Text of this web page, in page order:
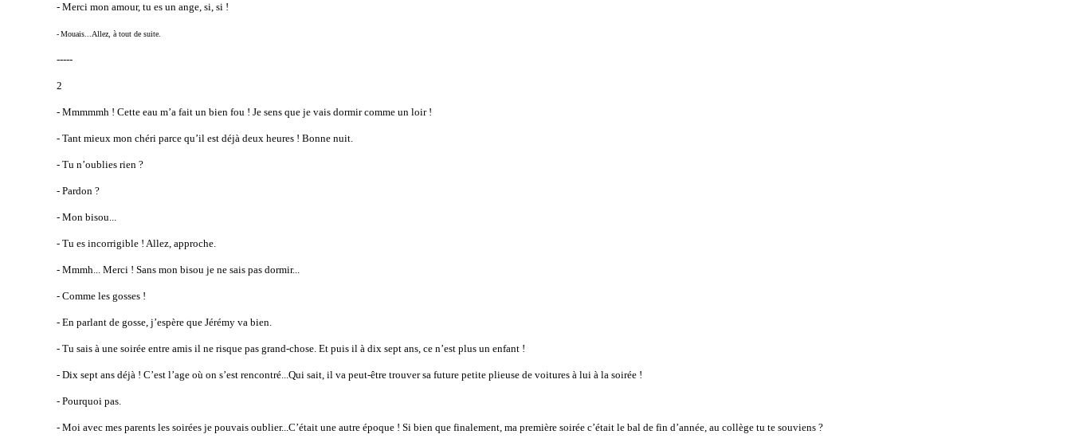
- Merci mon amour, tu es un ange, si, si !
-Mouais...Allez, à tout de suite.
-----
2
- Mmmmmh ! Cette eau m’a fait un bien fou ! Je sens que je vais dormir comme un loir !
- Tant mieux mon chéri parce qu’il est déjà deux heures ! Bonne nuit.
- Tu n’oublies rien ?
- Pardon ?
- Mon bisou...
- Tu es incorrigible ! Allez, approche.
- Mmmh... Merci ! Sans mon bisou je ne sais pas dormir...
- Comme les gosses !
- En parlant de gosse, j’espère que Jérémy va bien.
- Tu sais à une soirée entre amis il ne risque pas grand-chose. Et puis il à dix sept ans, ce n’est plus un enfant !
- Dix sept ans déjà ! C’est l’age où on s’est rencontré...Qui sait, il va peut-être trouver sa future petite plieuse de voitures à lui à la soirée !
- Pourquoi pas.
- Moi avec mes parents les soirées je pouvais oublier...C’était une autre époque ! Si bien que finalement, ma première soirée c’était le bal de fin d’année, au collège tu te souviens ?